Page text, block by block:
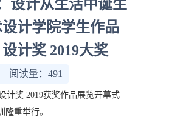
设计从生活中诞生
计学院学生作品
计奖 2019大奖
阅读量：491
计奖 2019获奖作品展览开幕式
隆重举行。